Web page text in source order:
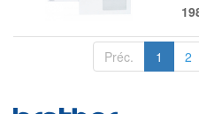
Préc. 1 2